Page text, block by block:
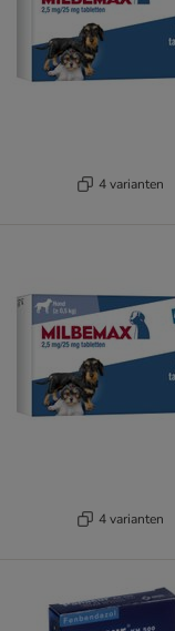
4 varianten
4 varianten